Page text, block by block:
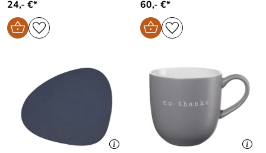
24,- €* 60,- €*